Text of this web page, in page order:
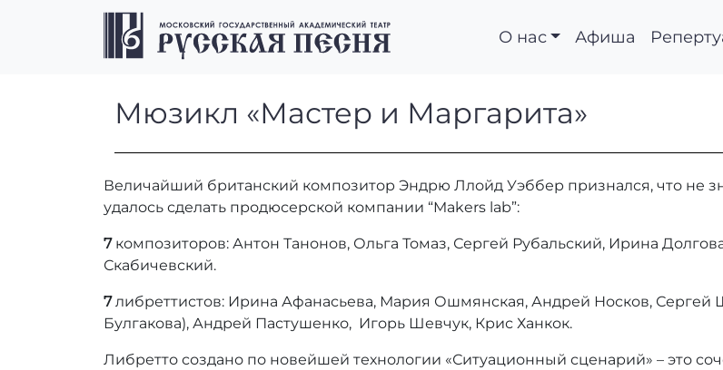
Перейти к содержимому
Перейти к футеру
О нас Афиша
Мюзикл «Мастер и Маргарита»
Мюзикл «Мастер и Маргарита»
Величайший британский композитор Эндрю Ллойд Уэббер признался, что не
удалось сделать продюсерской компании “Makers lab”:
7композиторов: Антон Танонов, Ольга Томаз, Сергей Рубальский, Ирина
Скабичевский.
7либреттистов: Ирина Афанасьева, Мария Ошмянская, Андрей Носков, Сергей
Булгакова), Андрей Пастушенко, Игорь Шевчук, Крис Ханкок.
Либретто создано по новейшей технологии «Ситуационный сценарий» – это